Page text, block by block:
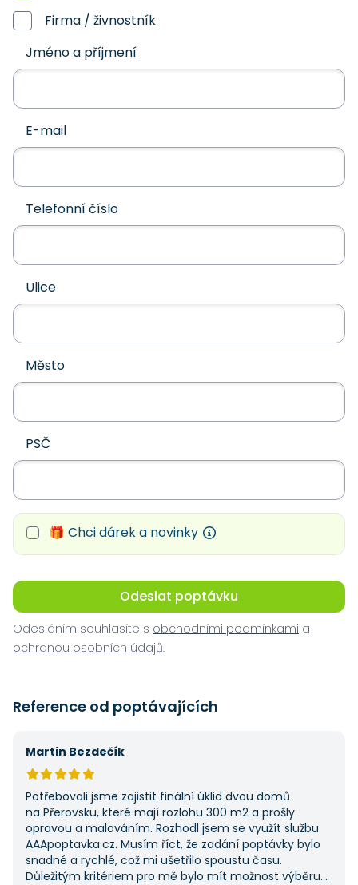
Firma / živnostník
Jméno a příjmení
E-mail
Telefonní číslo
Ulice
Město
PSČ
🎁 Chci dárek a novinky
Odeslat poptávku
Odesláním souhlasíte s obchodními podmínkami a
ochranou osobních údajů.
Reference od poptávajících
Martin Bezdečík
Potřebovali jsme zajistit finální úklid dvou domů
na Přerovsku, které mají rozlohu 300 m2 a prošly
opravou a malováním. Rozhodl jsem se využít službu
AAApoptavka.cz. Musím říct, že zadání poptávky bylo
snadné a rychlé, což mi ušetřilo spoustu času.
Důležitým kritériem pro mě bylo mít možnost výběru